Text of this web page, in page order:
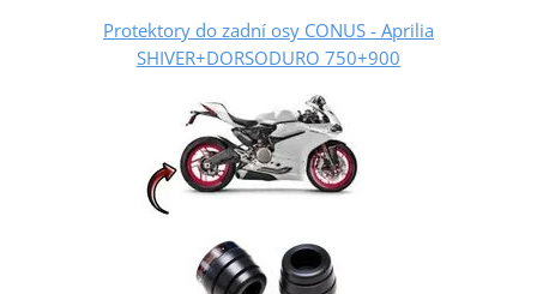
Protektory do zadní osy CONUS - Aprilia
SHIVER+DORSODURO 750+900